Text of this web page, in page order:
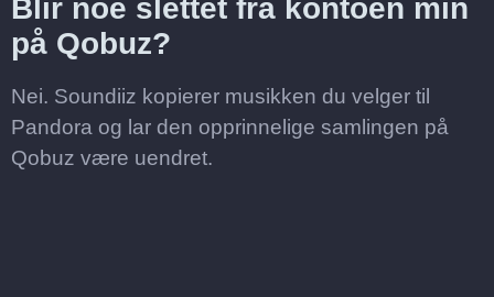
Blir noe slettet fra kontoen min
på Qobuz?
Nei. Soundiiz kopierer musikken du velger til
Pandora og lar den opprinnelige samlingen på
Qobuz være uendret.